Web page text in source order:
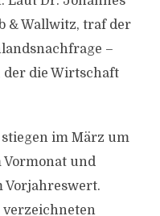
& Wallwitz, traf der
–
der die Wirtschaft
im März um
Vormonat und
Vorjahreswert.
verzeichneten